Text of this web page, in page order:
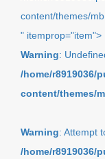
content/themes/
" itemprop="item">
Warning:
/home/r8919036/
content/themes/
Warning: Attempt
/home/r8919036/